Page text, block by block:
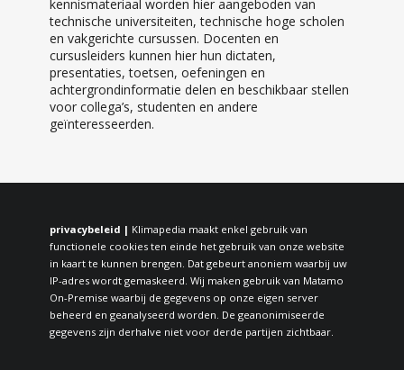
kennismateriaal worden hier aangeboden van
technische universiteiten, technische hoge scholen
en vakgerichte cursussen. Docenten en
cursusleiders kunnen hier hun dictaten,
presentaties, toetsen, oefeningen en
achtergrondinformatie delen en beschikbaar stellen
voor collega’s, studenten en andere
geïnteresseerden.
privacybeleid | Klimapedia maakt enkel gebruik van
functionele cookies ten einde het gebruik van onze website
in kaart te kunnen brengen. Dat gebeurt anoniem waarbij uw
IP-adres wordt gemaskeerd. Wij maken gebruik van Matamo
On-Premise waarbij de gegevens op onze eigen server
beheerd en geanalyseerd worden. De geanonimiseerde
gegevens zijn derhalve niet voor derde partijen zichtbaar.